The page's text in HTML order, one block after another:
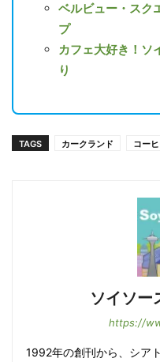
ベルビュー・スク
プ
カフェ大好き！ソ
り
TAGS カークランド コー
ソイソー
https://
1992年の創刊から、シア